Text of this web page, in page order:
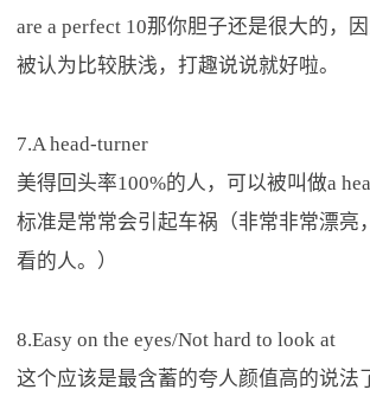
are a perfect 10那你胆子还是很大的，
被认为比较肤浅，打趣说说就好啦。
7.A head-turner
美得回头率100%的人，可以被叫做a
标准是常常会引起车祸（非常非常漂亮
看的人。）
8.Easy on the eyes/Not hard to look at
这个应该是最含蓄的夸人颜值高的说法